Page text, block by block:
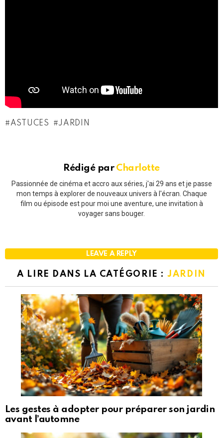
ASTUCES JARDIN
Rédigé par Charlotte
Passionnée de cinéma et accro aux séries, j'ai 29 ans et je passe
mon temps à explorer de nouveaux univers à l'écran. Chaque
film ou épisode est pour moi une aventure, une invitation à
voyager sans bouger.
LEAVE A REPLY
A LIRE DANS LA CATÉGORIE :JARDIN
Les gestes à adopter pour préparer son jardin
avant l’automne